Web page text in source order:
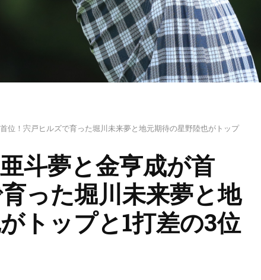
位！宍戸ヒルズで育った堀川未来夢と地元期待の星野陸也がトップ
斗夢と金亨成が首
った堀川未来夢と地
トップと1打差の3位